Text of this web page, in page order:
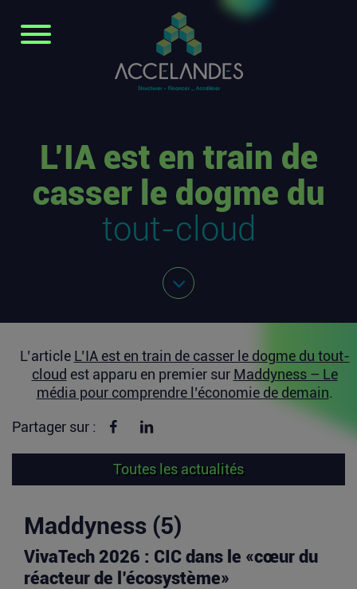
L’IA est en train de
casser le dogme du
tout-cloud
L’article L’IA est en train de casser le dogme du tout-
cloud est apparu en premier sur Maddyness – Le
média pour comprendre l’économie de demain.
Partager sur : Partager sur Facebook
Toutes les actualités
Maddyness (5)
VivaTech 2026 : CIC dans le «cœur du
réacteur de l’écosystème»